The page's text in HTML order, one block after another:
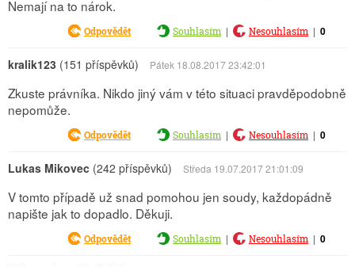
Nemají na to nárok.
Odpovědět Souhlasím | Nesouhlasím | 0
kralik123 (151 příspěvků) Pátek 18.08.2017 23:42:01
Zkuste právníka. Nikdo jiný vám v této situaci pravděpodobně
nepomůže.
Odpovědět Souhlasím | Nesouhlasím | 0
Lukas Mikovec (242 příspěvků) Středa 19.07.2017 21:01:09
V tomto případě už snad pomohou jen soudy, každopádně
napište jak to dopadlo. Děkuji.
Odpovědět Souhlasím | Nesouhlasím | 0